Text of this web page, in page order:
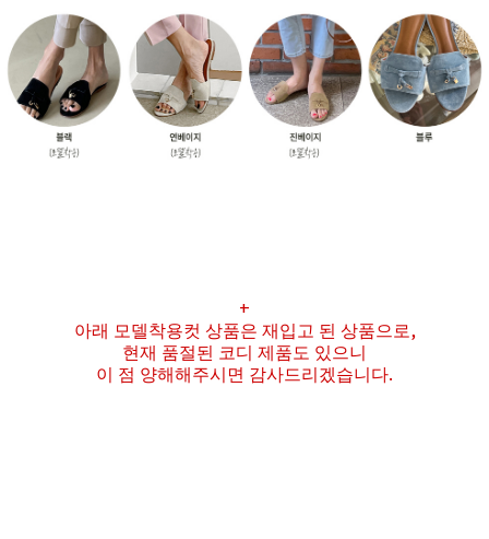
+
아래 모델착용컷 상품은 재입고 된 상품으로,
현재 품절된 코디 제품도 있으니
이 점 양해해주시면 감사드리겠습니다.